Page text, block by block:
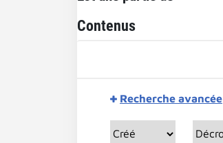
Contenus
Recherche avancée